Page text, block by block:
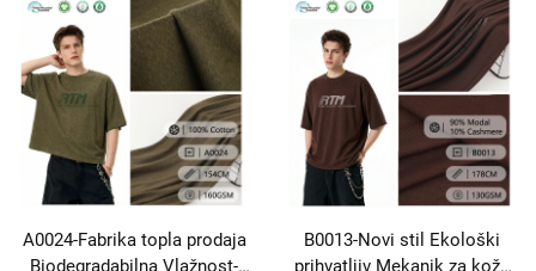
tkanina za donje košulje,
prsluke i haljine
tankovske vrhove
A0024-Fabrika topla prodaja
Biodegradabilna Vlažnost-
B0013-Novi stil Ekološki
prihvatljiv Mekanik za kožu